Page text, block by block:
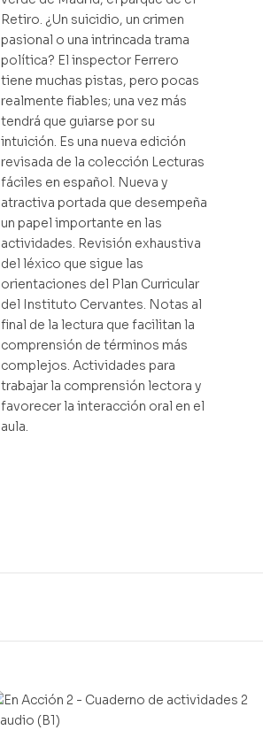
Retiro. ¿Un suicidio, un crimen
pasional o una intrincada trama
política? El inspector Ferrero
tiene muchas pistas, pero pocas
realmente fiables; una vez más
tendrá que guiarse por su
intuición. Es una nueva edición
revisada de la colección Lecturas
fáciles en español. Nueva y
atractiva portada que desempeña
un papel importante en las
actividades. Revisión exhaustiva
del léxico que sigue las
orientaciones del Plan Curricular
del Instituto Cervantes. Notas al
final de la lectura que facilitan la
comprensión de términos más
complejos. Actividades para
trabajar la comprensión lectora y
favorecer la interacción oral en el
aula.